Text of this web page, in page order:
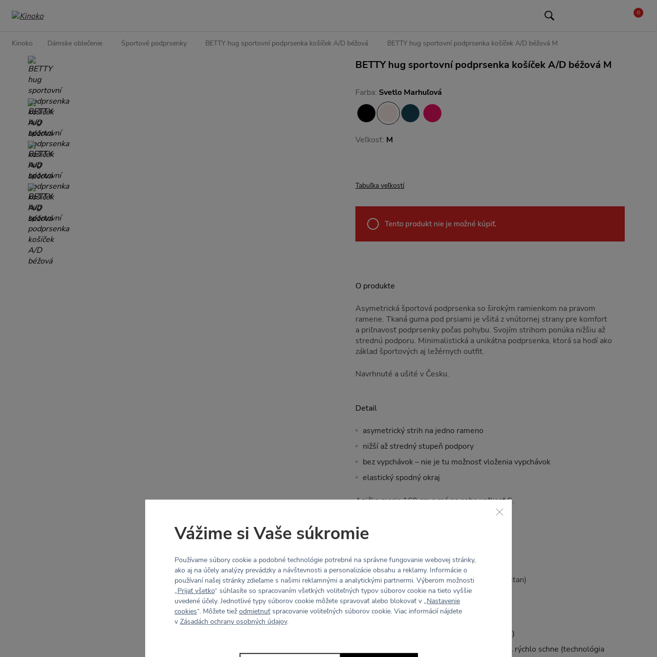
0
Kinoko Dámske oblečenie Športové podprsenky BETTY hug sportovní podprsenka košíček A/D béžová BETTY hug sportovní podprsenka košíček A/D béžová M
BETTY hug sportovní podprsenka košíček A/D béžová M
Farba: Svetlo Marhuľová
Veľkosť: M
Tabuľka veľkostí
Tento produkt nie je možné kúpiť.
O produkte
Asymetrická športová podprsenka so širokým ramienkom na pravom
ramene. Tkaná guma pod prsiami je všitá z vnútornej strany pre komfort
a priľnavosť podprsenky počas pohybu. Svojím strihom ponúka nižšiu až
strednú podporu. Minimalistická a unikátna podprsenka, ktorá sa hodí ako
základ športových aj ležérnych outfit.
Navrhnuté a ušité v Česku.
Detail
asymetrický strih na jedno rameno
nižší až stredný stupeň podpory
bez vypchávok – nie je tu možnosť vloženia vypchávok
elastický spodný okraj
Anička meria 169 cm a má na sebe veľkosť S.
Materiál
HUG (84% Recyklovaný Polyamid, 16% Elastan)
príjemný na dotyk, objíme a zároveň podrží
vhodný pre aktívne športy
elastický všetkými smermi (4-Way Stretch)
odvádza pot a vlhkosť od tela von, materiál rýchlo schne (technológia
Vážime si Vaše súkromie
Používame súbory cookie a podobné technológie potrebné na správne fungovanie webovej stránky,
ako aj na účely analýzy prevádzky a návštevnosti a personalizácie obsahu a reklamy. Informácie o
používaní našej stránky zdieľame s našimi reklamnými a analytickými partnermi. Výberom možnosti
„Prijať všetko“ súhlasíte so spracovaním všetkých voliteľných typov súborov cookie na tieto vyššie
uvedené účely. Jednotlivé typy súborov cookie môžete spravovať alebo blokovať v „Nastavenie
cookies“. Môžete tiež odmietnuť spracovanie voliteľných súborov cookie. Viac informácií nájdete
v Zásadách ochrany osobných údajov.